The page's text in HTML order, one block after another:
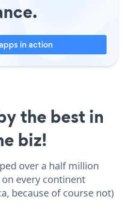
in action
the best in
biz!
over a half million
every continent
because of course not)